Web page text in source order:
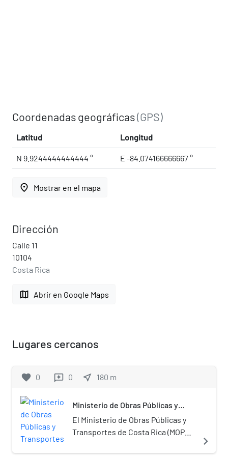
Coordenadas geográficas(GPS)
Latitud Longitud
N 9.9244444444444 ° E -84.074166666667 °
place Mostrar en el mapa
Dirección
Calle 11
10104
Costa Rica
map Abrir en Google Maps
Lugares cercanos
favorite 0 reviews 0 near_me 180 m
Ministerio de Obras Públicas y
El Ministerio de Obras Públicas y
Transportes de Costa Rica (MOPT)
navigate_next